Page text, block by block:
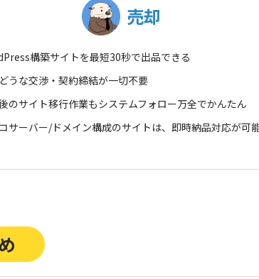
売却
構築サイトを最短30秒で出品できる
うな交渉・契約締結が一切不要
のサイト移行作業もシステムフォロー万全でかんたん
サーバー/ドメイン構成のサイトは、即時納品対応が可